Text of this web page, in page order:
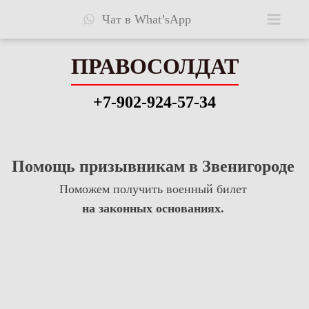
Чат в What’sApp
ПРАВОСОЛДАТ
Видео
ПРАВОСОЛДАТ
+7-902-924-57-34
Помощь призывникам в Звенигороде
Поможем получить военный билет
на законных основаниях.